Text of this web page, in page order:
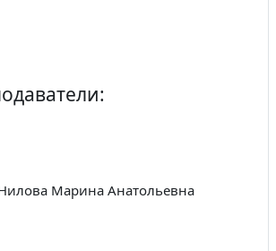
Марина Анатольевна